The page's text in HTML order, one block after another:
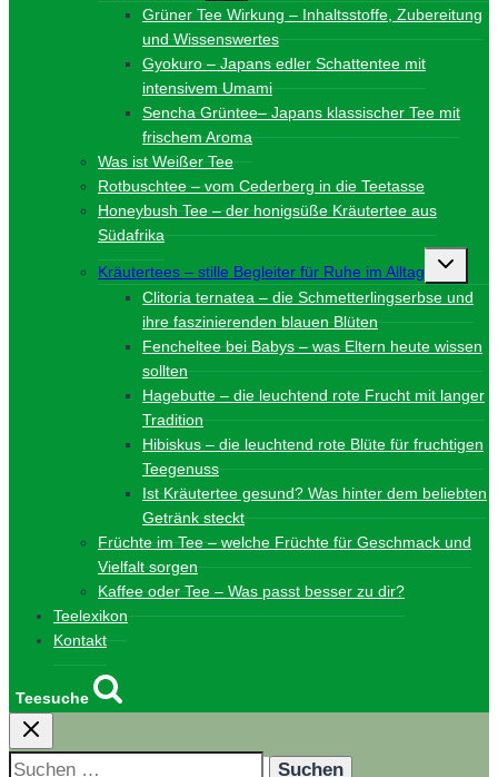
Grüner Tee Wirkung – Inhaltsstoffe, Zubereitung
und Wissenswertes
Gyokuro – Japans edler Schattentee mit
intensivem Umami
Sencha Grüntee– Japans klassischer Tee mit
frischem Aroma
Was ist Weißer Tee
Rotbuschtee – vom Cederberg in die Teetasse
Honeybush Tee – der honigsüße Kräutertee aus
Südafrika
Kräutertees – stille Begleiter für Ruhe im Alltag
Clitoria ternatea – die Schmetterlingserbse und
ihre faszinierenden blauen Blüten
Fencheltee bei Babys – was Eltern heute wissen
sollten
Hagebutte – die leuchtend rote Frucht mit langer
Tradition
Hibiskus – die leuchtend rote Blüte für fruchtigen
Teegenuss
Ist Kräutertee gesund? Was hinter dem beliebten
Getränk steckt
Früchte im Tee – welche Früchte für Geschmack und
Vielfalt sorgen
Kaffee oder Tee – Was passt besser zu dir?
Teelexikon
Kontakt
Teesuche
Suchen